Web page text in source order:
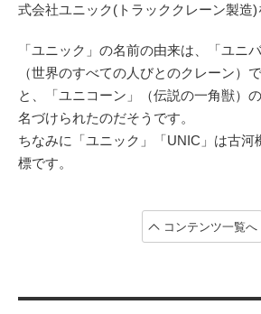
式会社ユニック(トラッククレーン製造)
「ユニック」の名前の由来は、「ユニ
（世界のすべての人びとのクレーン）
と、「ユニコーン」（伝説の一角獣）
名づけられたのだそうです。
ちなみに「ユニック」「UNIC」は古河
標です。
コンテンツ一覧へ